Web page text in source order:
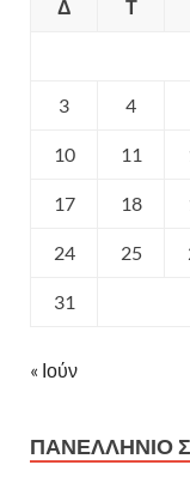
Δ
Τ
3 4
10 11
17 18
24 25
31
« Ιούν
ΠΑΝΕΛΛΉΝΙΟ